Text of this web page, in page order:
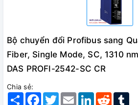
Bộ chuyển đổi Profibus sang
Fiber, Single Mode, SC, 1310
DAS PROFI-2542-SC CR
Chia sẻ:
Share Facebook
TwitterEmail LinkedInReddit